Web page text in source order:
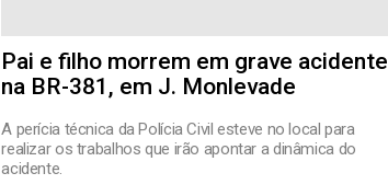
Pai e filho morrem em grave acidente
na BR-381, em J. Monlevade
A perícia técnica da Polícia Civil esteve no local para
realizar os trabalhos que irão apontar a dinâmica do
acidente.